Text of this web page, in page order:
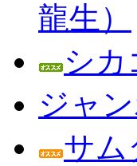
龍生）
シ
ジャ
サ